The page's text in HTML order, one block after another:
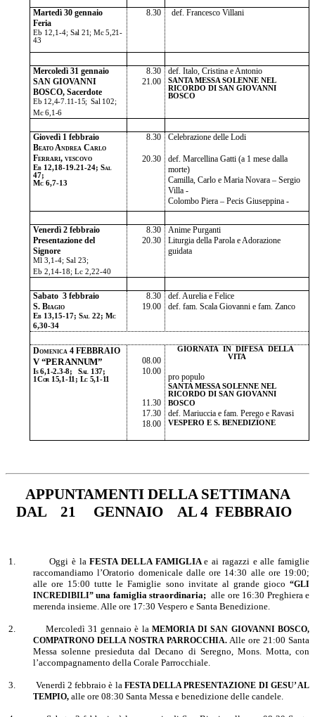
Martedì 30 gennaio
Feria
Eb 12,1-4; Sal 21; Mc 5,21-
43
8.30 def. Francesco Villani
Mercoledì 31 gennaio
SAN GIOVANNI
BOSCO, Sacerdote
Eb 12,4-7.11-15; Sal 102;
Mc 6,1-6
8.30
21.00
def. Italo, Cristina e Antonio
SANTA MESSA SOLENNE NEL
RICORDO DI SAN GIOVANNI
BOSCO
Giovedì 1 febbraio
Beato Andrea Carlo
Ferrari, vescovo
Eb 12,18-19.21-24; Sal
47;
Mc 6,7-13
8.30
20.30
Celebrazione delle Lodi
def. Marcellina Gatti (a 1 mese dalla
morte)
Camilla, Carlo e Maria Novara – Sergio
Villa -
Colombo Piera – Pecis Giuseppina -
Venerdì 2 febbraio
Presentazione del
Signore
Ml 3,1-4; Sal 23;
Eb 2,14-18; Lc 2,22-40
8.30
20.30
Anime Purganti
Liturgia della Parola e Adorazione
guidata
Sabato 3 febbraio
S. Biagio
Eb 13,15-17; Sal 22; Mc
6,30-34
8.30
19.00
def. Aurelia e Felice
def. fam. Scala Giovanni e fam. Zanco
Domenica 4 FEBBRAIO
V “PER ANNUM”
Is 6,1-2.3-8; Sal 137;
1Cor 15,1-11; Lc 5,1-11
08.00
10.00
11.30
17.30
18.00
GIORNATA IN DIFESA DELLA
VITA
pro populo
SANTA MESSA SOLENNE NEL
RICORDO DI SAN GIOVANNI
BOSCO
def. Mariuccia e fam. Perego e Ravasi
VESPERO E S. BENEDIZIONE
APPUNTAMENTI DELLA SETTIMANA
DAL 21 GENNAIO AL 4 FEBBRAIO
1. Oggi è laFESTA DELLA FAMIGLIAe ai ragazzi e alle famiglie
raccomandiamo l’Oratorio domenicale dalle ore 14:30 alle ore 19:00;
alle ore 15:00 tutte le Famiglie sono invitate al grande gioco “GLI
INCREDIBILI”una famiglia straordinaria; alle ore 16:30 Preghiera e
merenda insieme. Alle ore 17:30 Vespero e Santa Benedizione.
2. Mercoledì 31 gennaio è la MEMORIA DI SAN GIOVANNI BOSCO,
COMPATRONO DELLA NOSTRA PARROCCHIA.Alle ore 21:00 Santa
Messa solenne presieduta dal Decano di Seregno, Mons. Motta, con
l’accompagnamento della Corale Parrocchiale.
3. Venerdì 2 febbraio è la FESTA DELLA PRESENTAZIONE DI GESU’ AL
TEMPIO, alle ore 08:30 Santa Messa e benedizione delle candele.